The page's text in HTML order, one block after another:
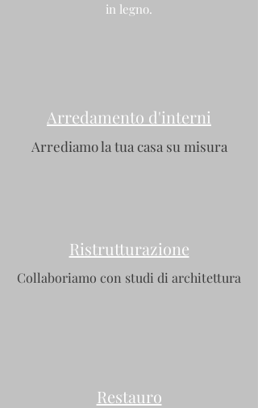
in legno.
Arredamento d'interni
Arrediamo la tua casa su misura
Ristrutturazione
Collaboriamo con studi di architettura
Restauro